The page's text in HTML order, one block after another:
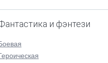
и фэнтези